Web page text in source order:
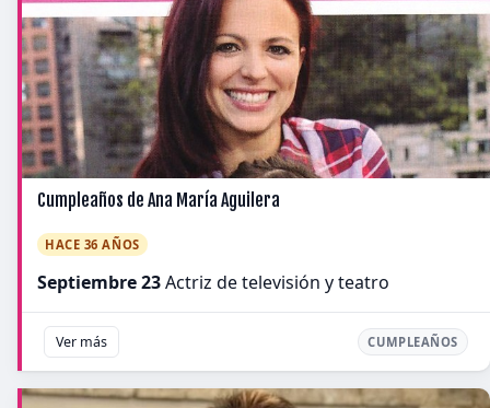
Cumpleaños de Ana María Aguilera
HACE 36 AÑOS
Septiembre 23Actriz de televisión y teatro
Ver más CUMPLEAÑOS